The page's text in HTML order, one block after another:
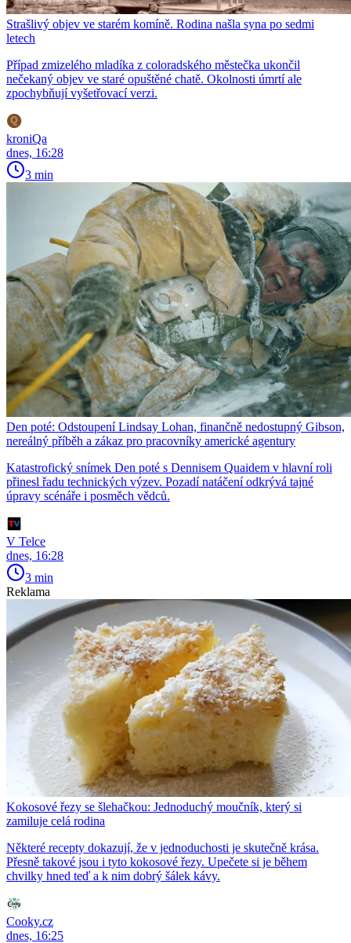
Strašlivý objev ve starém komíně. Rodina našla syna po sedmi
letech
Případ zmizelého mladíka z coloradského městečka ukončil
nečekaný objev ve staré opuštěné chatě. Okolnosti úmrtí ale
zpochybňují vyšetřovací verzi.
kroniQa
dnes, 16:28
3 min
Den poté: Odstoupení Lindsay Lohan, finančně nedostupný Gibson,
nereálný příběh a zákaz pro pracovníky americké agentury
Katastrofický snímek Den poté s Dennisem Quaidem v hlavní roli
přinesl řadu technických výzev. Pozadí natáčení odkrývá tajné
úpravy scénáře i posměch vědců.
V Telce
dnes, 16:28
3 min
Reklama
Kokosové řezy se šlehačkou: Jednoduchý moučník, který si
zamiluje celá rodina
Některé recepty dokazují, že v jednoduchosti je skutečně krása.
Přesně takové jsou i tyto kokosové řezy. Upečete si je během
chvilky hned teď a k nim dobrý šálek kávy.
Cooky.cz
dnes, 16:25